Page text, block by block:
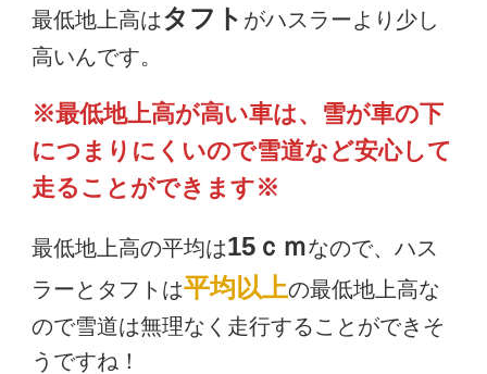
最低地上高はタフト がハスラーより少し
高いんです。
※最低地上高が高い車は、雪が車の下
につまりにくいので雪道など安心して
走ることができます※
最低地上高の平均は15ｃｍなので、ハス
ラーとタフトは平均以上の最低地上高な
ので雪道は無理なく走行することができそ
うですね！